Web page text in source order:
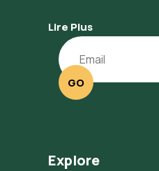
Lire Plus
GO
Explore